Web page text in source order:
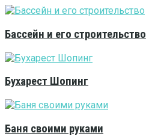
Бассейн и его строительство
Бухарест Шопинг
Баня своими руками